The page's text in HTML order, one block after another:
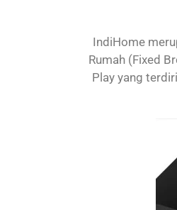
IndiHome
Rumah (Fixed
Play yang